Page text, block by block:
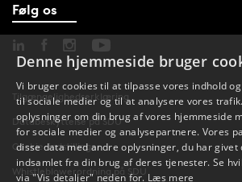
Følg os
Tilgængelighedserklæring
Databeskyttelse på SDU
Cookie-indstillinger
Whistleblowerordning på SDU
Denne hjemmeside bruger
Vi bruger cookies til at tilpasse vores indhold
til sociale medier og til at analysere vores
oplysninger om din brug af vores hjemmeside
for sociale medier og analysepartnere. Vores
disse data med andre oplysninger, du har
indsamlet fra din brug af deres tjenester. Se
via "Vis detaljer" neden for. Læs mere